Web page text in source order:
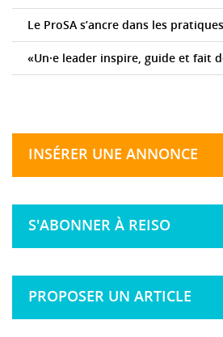
Le ProSA s’ancre dans les
«Un·e leader inspire, guide et fait
INSÉRER UNE ANNONCE
S'ABONNER À REISO
PROPOSER UN ARTICLE